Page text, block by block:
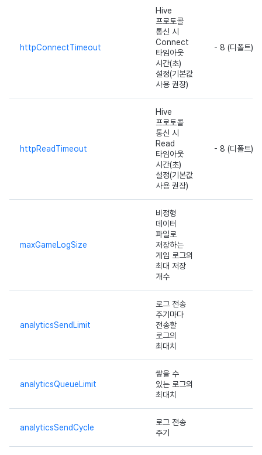
httpConnectTimeout
Hive
프로토콜
통신 시
Connect
타임아웃
시간(초)
설정(기본값
사용 권장)
- 8 (디폴트)
httpReadTimeout
Hive
프로토콜
통신 시
Read
타임아웃
시간(초)
설정(기본값
사용 권장)
- 8 (디폴트)
maxGameLogSize
비정형
데이터
파일로
저장하는
게임 로그의
최대 저장
개수
analyticsSendLimit
로그 전송
주기마다
전송할
로그의
최대치
analyticsQueueLimit
쌓을 수
있는 로그의
최대치
analyticsSendCycle
로그 전송
주기